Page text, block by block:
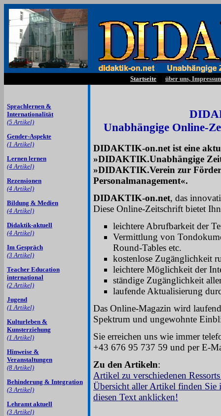
Startseite über uns,
Sprachlernen &
Internationalität
(5 Artikel)
Gender-Aspekte
(1 Artikel)
Lernen lernen
(4 Artikel)
Rezensionen
(4 Artikel)
Bildung & Medien
(4 Artikel)
Didaktik-aktuell
(4 Artikel)
Im Gespräch
(3 Artikel)
Teacher Education
international
(2 Artikel)
Jugend
(1 Artikel)
Kulturleben &
Kunsterziehung
(1 Artikel)
Hinweise &
Veranstaltungen
(8 Artikel)
Behinderung & Integration
(3 Artikel)
Lehramt aktuell
(3 Artikel)
Unabhängige Online-
DIDAKTIK-on.net ist eine
»DIDAKTIK.Unabhängige
»DIDAKTIK.Verein zur
Personalmanagement«.
DIDAKTIK-on.net, das
Diese Online-Zeitschrift bietet
leichtere Abrufbarkeit der
Vermittlung von
Round-Tables etc.
kostenlose Zugänglichkeit
leichtere Möglichkeit der
ständige Zugänglichkeit
laufende Aktualisierung
Das Online-Magazin wird
Spektrum und ungewohnte
Sie erreichen uns wie immer
+43 676 95 737 59 und per E-
Zu den Artikeln:
Artikel zu verschiedenen
Übersicht aller Artikel finden Sie
diesen Text anklicken!